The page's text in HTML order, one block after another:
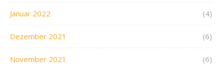
Januar 2022 (4)
Dezember 2021 (6)
November 2021 (6)